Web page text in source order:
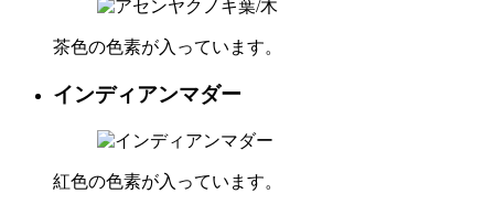
茶色の色素が入っています。
インディアンマダー
紅色の色素が入っています。